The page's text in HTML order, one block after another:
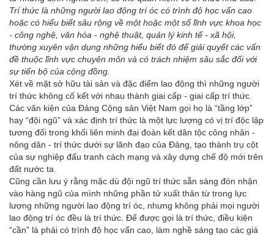
Trí thức là những người lao động trí óc có trình độ học vấn cao
hoặc có hiểu biết sâu rộng về một hoặc một số lĩnh vực khoa học
- công nghệ, văn hóa - nghệ thuật, quản lý kinh tế - xã hội,
thường xuyên vận dụng những hiểu biết đó để giải quyết các vấn
đề thuộc lĩnh vực chuyên môn và có trách nhiệm sâu sắc đối với
sự tiến bộ của cộng đồng.
Xét về mặt sở hữu tài sản và đặc điểm lao động thì những người
trí thức không cố kết với nhau thành giai cấp - giai cấp trí thức.
Các văn kiện của Đảng Cộng sản Việt Nam gọi họ là “tầng lớp”
hay “đội ngũ” và xác định trí thức là một lực lượng có vị trí độc lập
tương đối trong khối liên minh đại đoàn kết dân tộc công nhân -
nông dân - trí thức dưới sự lãnh đạo của Đảng, tạo thành trụ cột
của sự nghiệp đấu tranh cách mạng và xây dựng chế độ mới trên
đất nước ta.
Cũng cần lưu ý rằng mặc dù đội ngũ trí thức sẵn sàng đón nhận
vào hàng ngũ của mình những phần tử xuất thân từ trong lực
lượng những người lao động trí óc, nhưng không phải mọi người
lao động trí óc đều là trí thức. Để được gọi là trí thức, điều kiện
“cần” là phải có trình độ học vấn cao, làm nghề sáng tạo các giá